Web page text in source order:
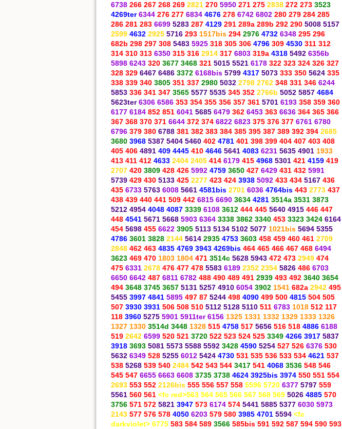
6738 266 267 268 269 2821 270 5950 271 275 2838 272 273 3523
4269ter 6344 276 277 6834 4676 278 6742 6802 280 279 284 285
286 281 283 6699 5283 287 4129 291 289a 289b 292 290 5008 5157
2599 4632 2925 5716 293 1517bis 294 2976 4732 6348 295 296
682b 298 297 308 5483 5925 318 305 306 4796 309 4530 311 312
314 310 313 6350 315 316 2914 317 6803 319a 4318 5492 6356b
5898 6243 320 3677 3468 321 5015 5521 6178 322 323 324 326 327
328 329 6467 6486 3372 6168bis 5799 4317 5073 333 350 5624 335
338 339 340 3805 351 337 2980 5032 2798 2762 348 331 346 6244
5853 336 341 347 3565 5577 5535 345 352 2766b 5052 5857 4684
5623ter 6306 6586 353 354 355 356 357 361 5701 6193 358 359 360
6177 6184 852 851 6041 5685 6479 362 6453 363 6636 364 365 366
367 368 370 371 6644 372 374 6822 6823 375 376 377 6761 6780
6796 379 380 6788 381 382 383 384 385 395 387 389 392 394 2685
3680 3968 5387 5404 5460 402 4781 401 398 399 404 407 403 408
405 406 4891 409 4445 410 4646 5641 4083 6231 5635 4901 1933
413 411 412 4633 2404 2405 414 6179 415 4968 5301 421 4159 419
2707 420 3809 428 426 5992 4759 3650 427 6429 431 432 5991
5739 429 430 5133 425 2277 423 424 3938 5092 433 434 5167 436
435 6733 5763 6008 5661 4581bis 2701 6036 4764bis 443 2773 437
438 439 440 441 509 442 6815 6690 3634 4281 3514a 3531 3873
5212 4954 4048 4087 3339 6108 3612 444 445 5640 4915 446 447
448 4541 5671 5668 5903 6364 3338 3862 3340 453 3323 3424 6164
454 5698 455 6622 3905 5113 5134 5102 5077 1021bis 5694 5355
4786 3601 3828 2144 5614 2935 4753 3603 458 459 460 461 2709
2848 462 463 4835 4769 3943 4269bis 464 465 466 467 468 6494
3623 469 470 1803 1804 471 3514c 5628 5943 472 473 2949 474
475 6331 2678 476 477 478 5583 6189 2352 2354 5826 486 6703
6650 6642 487 6811 6782 488 490 489 491 2939 493 492 3640 3654
494 3648 3745 3657 5131 5257 4910 6054 3902 1541 682a 2942 495
5455 3997 4841 5895 497 87 5244 498 4090 499 500 4815 504 505
507 3930 3931 506 508 510 5112 5128 5110 511 6783 1018 512 117
118 3960 5275 5901 5911ter 6156 1325 1331 1332 1329 1333 1326
1327 1330 3514d 3448 1328 515 4758 517 5656 516 518 4886 6188
519 2642 6599 520 521 3720 522 523 524 525 3349 4266 3917 5837
3918 3693 5081 5573 5588 5592 3428 4590 5254 527 526 6376 530
5632 6349 528 5255 6012 5424 4730 531 535 536 533 534 4621 537
538 5268 539 540 2484 542 543 544 3417 541 4068 3536 548 546
545 547 6655 6663 6608 3735 3738 4624 3925bis 3974 550 551 554
2693 553 552 2126bis 555 556 557 558 5596 5720 6377 5797 559
5561 560 561 <fc red>563 564 565 566 567 568 569 5026 4885 570
3756 571 572 5821 3947 573 6174 574 5441 5885 5377 6030 5973
2143 577 576 578 4050 6203 579 580 3985 4701 5594 <fc
darkviolet> 6775 583 584 589 3566 585bis 591 592 587 594 590 593